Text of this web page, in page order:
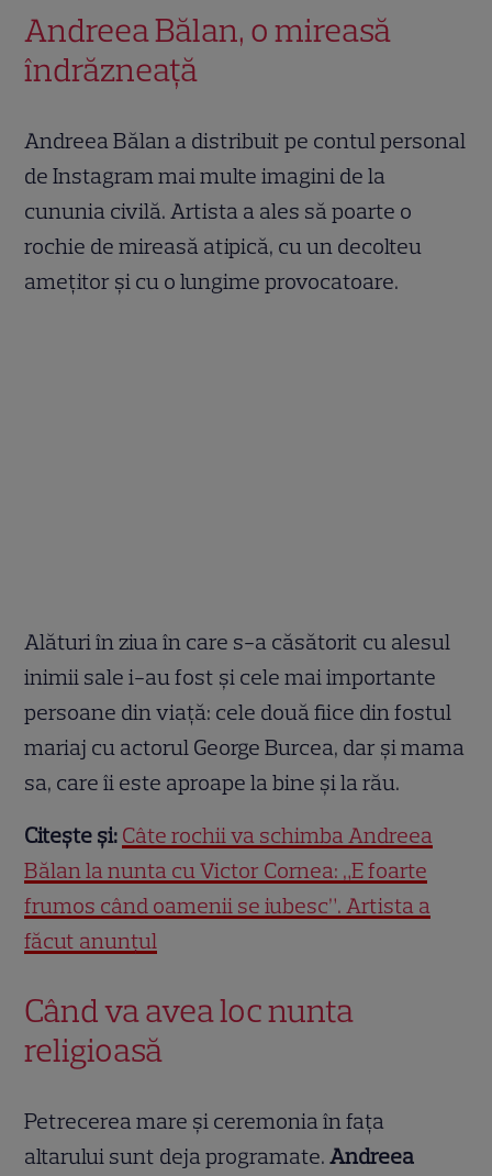
Andreea Bălan, o mireasă
îndrăzneață
Andreea Bălan a distribuit pe contul personal
de Instagram mai multe imagini de la
cununia civilă. Artista a ales să poarte o
rochie de mireasă atipică, cu un decolteu
amețitor și cu o lungime provocatoare.
Alături în ziua în care s-a căsătorit cu alesul
inimii sale i-au fost și cele mai importante
persoane din viață: cele două fiice din fostul
mariaj cu actorul George Burcea, dar și mama
sa, care îi este aproape la bine și la rău.
Citește și: Câte rochii va schimba Andreea
Bălan la nunta cu Victor Cornea: „E foarte
frumos când oamenii se iubesc”. Artista a
făcut anunțul
Când va avea loc nunta
religioasă
Petrecerea mare și ceremonia în fața
altarului sunt deja programate.Andreea